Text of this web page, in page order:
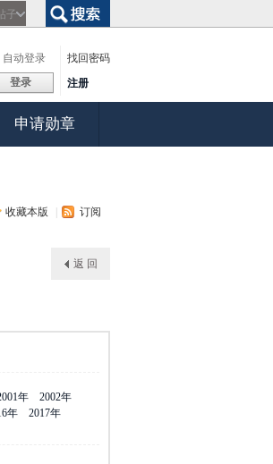
子
自动登录
找回密码
登录 注册
申请勋章
收藏本版 订阅
返 回
年
2002年
年
2017年